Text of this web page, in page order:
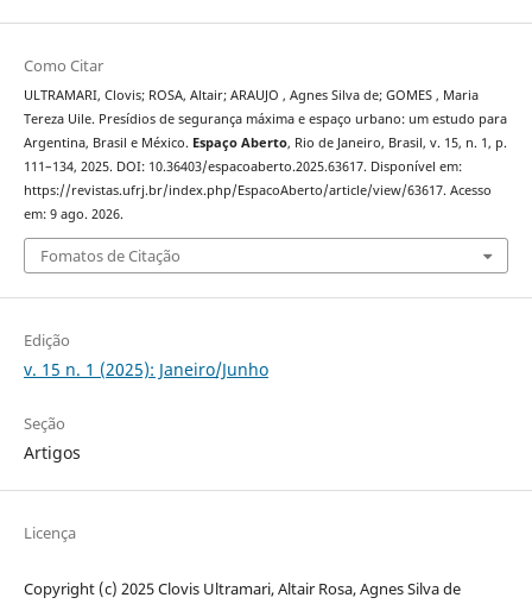
Como Citar
ULTRAMARI, Clovis; ROSA, Altair; ARAUJO , Agnes Silva de; GOMES , Maria
Tereza Uile. Presídios de segurança máxima e espaço urbano: um estudo para
Argentina, Brasil e México. Espaço Aberto, Rio de Janeiro, Brasil, v. 15, n. 1, p.
111–134, 2025. DOI: 10.36403/espacoaberto.2025.63617. Disponível em:
https://revistas.ufrj.br/index.php/EspacoAberto/article/view/63617. Acesso
em: 9 ago. 2026.
Fomatos de Citação
Edição
v. 15 n. 1 (2025): Janeiro/Junho
Seção
Artigos
Licença
Copyright (c) 2025 Clovis Ultramari, Altair Rosa, Agnes Silva de